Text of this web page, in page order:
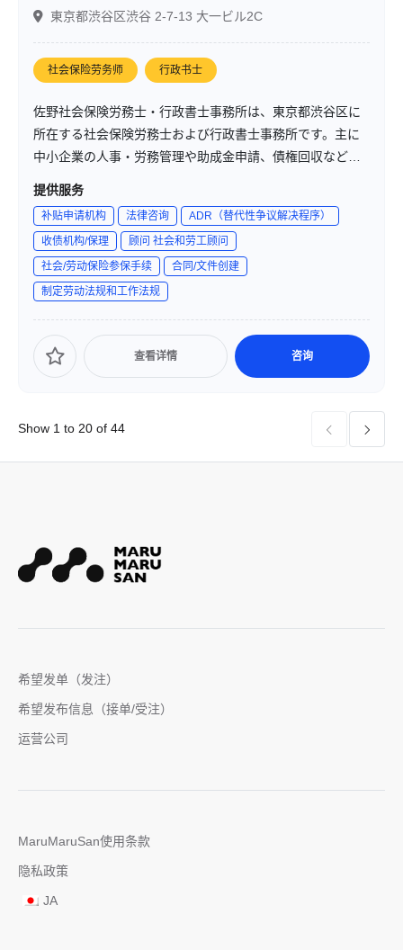
東京都渋谷区渋谷 2-7-13 大一ビル2C
社会保险劳务师 行政书士
佐野社会保険労務士・行政書士事務所は、東京都渋谷区に
所在する社会保険労務士および行政書士事務所です。主に
中小企業の人事・労務管理や助成金申請、債権回収などの
業務をサポートしています。特に助成金申請や就業規則の
成長と安定を支援しています。
提供服务
补贴申请机构 法律咨询
ADR（替代性争议解决程序）
收债机构/保理
顾问 社会和劳工顾问
社会/劳动保险参保手续
合同/文件创建
制定劳动法规和工作法规
查看详情 咨询
Show 1 to 20 of 44  
希望发单（发注）
希望发布信息（接单/受注）
运营公司
MaruMaruSan使用条款
隐私政策
JA